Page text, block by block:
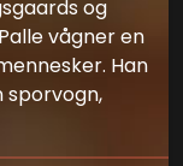
og
vågner en
Han
sporvogn,